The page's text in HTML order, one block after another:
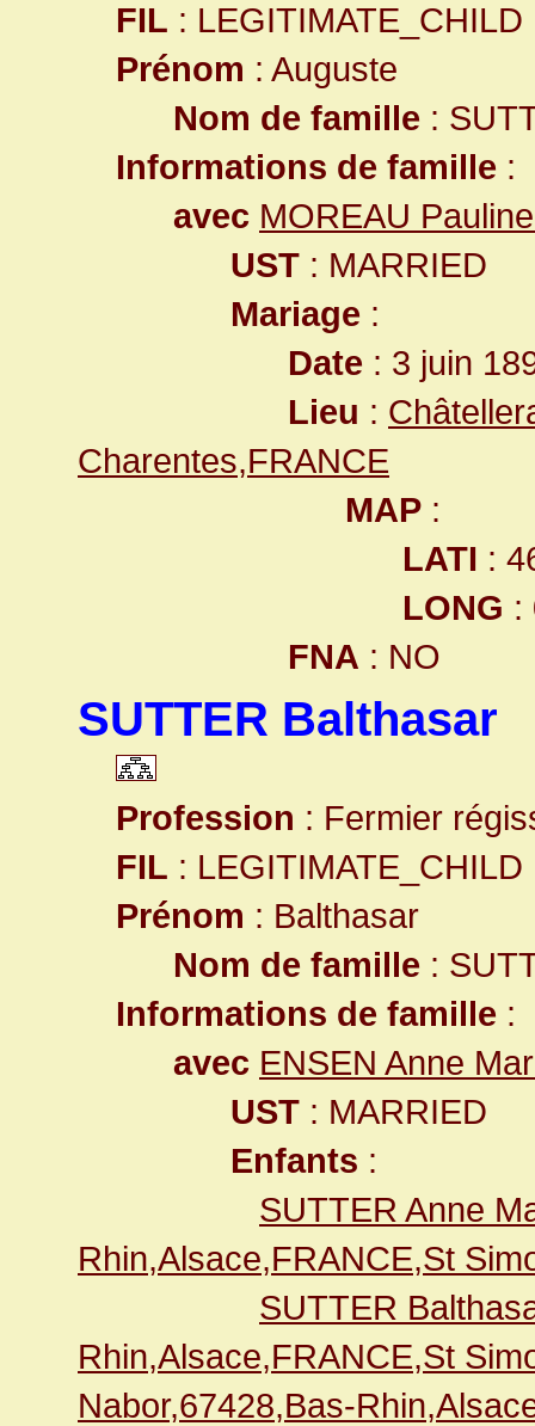
FIL : LEGITIMATE_CHILD
Prénom : Auguste
Nom de famille :
Informations de famille :
avec MOREAU
UST : MARRIED
Mariage :
Date : 3 juin
Lieu :
Charentes,FRANCE
MAP :
LATI :
LONG :
FNA : NO
SUTTER Balthasar
Profession : Fermier
FIL : LEGITIMATE_CHILD
Prénom : Balthasar
Nom de famille :
Informations de famille :
avec ENSEN Anne
UST : MARRIED
Enfants :
SUTTER Anne
Rhin,Alsace,FRANCE,St
SUTTER
Rhin,Alsace,FRANCE,St
Nabor,67428,Bas-